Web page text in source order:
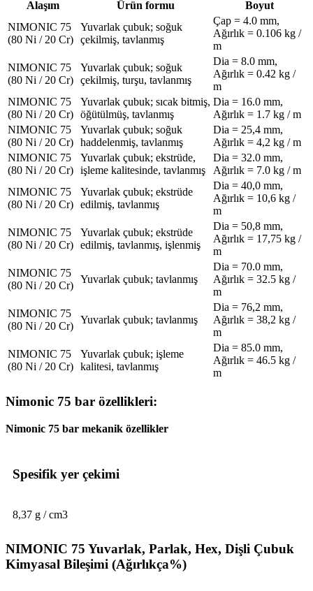
Alaşım Ürün formu
Boyut
NIMONIC 75
(80 Ni / 20 Cr)
Yuvarlak çubuk; soğuk
çekilmiş, tavlanmış
Çap = 4.0 mm,
Ağırlık = 0.106 kg /
m
NIMONIC 75
(80 Ni / 20 Cr)
Yuvarlak çubuk; soğuk
çekilmiş, turşu, tavlanmış
Dia = 8.0 mm,
Ağırlık = 0.42 kg /
m
NIMONIC 75
(80 Ni / 20 Cr)
Yuvarlak çubuk; sıcak bitmiş,
öğütülmüş, tavlanmış
Dia = 16.0 mm,
Ağırlık = 1.7 kg / m
NIMONIC 75
(80 Ni / 20 Cr)
Yuvarlak çubuk; soğuk
haddelenmiş, tavlanmış
Dia = 25,4 mm,
Ağırlık = 4,2 kg / m
NIMONIC 75
(80 Ni / 20 Cr)
Yuvarlak çubuk; ekstrüde,
işleme kalitesinde, tavlanmış
Dia = 32.0 mm,
Ağırlık = 7.0 kg / m
NIMONIC 75
(80 Ni / 20 Cr)
Yuvarlak çubuk; ekstrüde
edilmiş, tavlanmış
Dia = 40,0 mm,
Ağırlık = 10,6 kg /
m
NIMONIC 75
(80 Ni / 20 Cr)
Yuvarlak çubuk; ekstrüde
edilmiş, tavlanmış, işlenmiş
Dia = 50,8 mm,
Ağırlık = 17,75 kg /
m
NIMONIC 75
(80 Ni / 20 Cr)
Yuvarlak çubuk; tavlanmış
Dia = 70.0 mm,
Ağırlık = 32.5 kg /
m
NIMONIC 75
(80 Ni / 20 Cr)
Yuvarlak çubuk; tavlanmış
Dia = 76,2 mm,
Ağırlık = 38,2 kg /
m
NIMONIC 75
(80 Ni / 20 Cr)
Yuvarlak çubuk; işleme
kalitesi, tavlanmış
Dia = 85.0 mm,
Ağırlık = 46.5 kg /
m
Nimonic 75 bar özellikleri:
Nimonic 75 bar mekanik özellikler
Spesifik yer çekimi
8,37 g / cm3
NIMONIC 75 Yuvarlak, Parlak, Hex, Dişli Çubuk
Kimyasal Bileşimi (Ağırlıkça%)